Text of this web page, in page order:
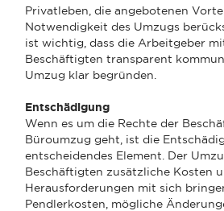
Privatleben, die angebotenen
Notwendigkeit des Umzugs
ist wichtig, dass die Arbeitgeber
Beschäftigten transparent
Umzug klar begründen.
Entschädigung
Wenn es um die Rechte der
Büroumzug geht, ist die
entscheidendes Element. Der
Beschäftigten zusätzliche Kosten
Herausforderungen mit sich
Pendlerkosten, mögliche